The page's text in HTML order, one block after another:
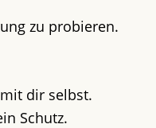
zu probieren.
mit dir selbst.
Schutz.